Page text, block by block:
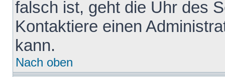
falsch ist, geht die Uhr des
Kontaktiere einen
kann.
Nach oben